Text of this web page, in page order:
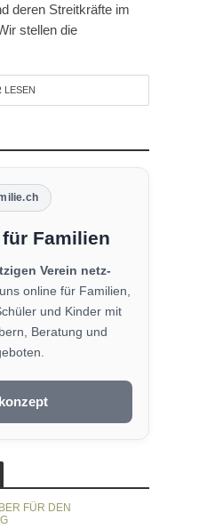
deren Streitkräfte im
stellen die
LESEN
Familien
Verein netz-
online für Familien,
und Kinder mit
Beratung und
FÜR DEN